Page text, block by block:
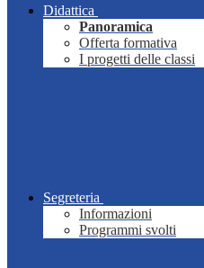
Didattica
Panoramica
Offerta formativa
I progetti delle classi
Segreteria
Informazioni
Programmi svolti